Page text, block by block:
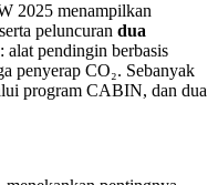
2025 menampilkan
peluncuran dua
: alat pendingin berbasis
penyerap CO₂. Sebanyak
program CABIN, dan dua